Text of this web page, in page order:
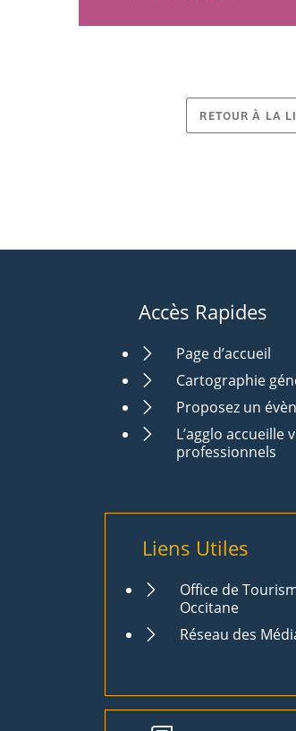
RETOUR À LA
Accès Rapides
Page d’accueil
Cartographie
Proposez un
L’agglo accueille
professionnels
Liens Utiles
Office de
Occitane
Réseau des